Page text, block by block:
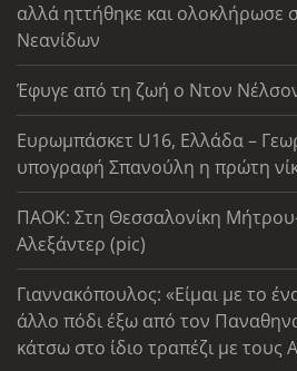
αλλά ηττήθηκε και ολοκλήρωσε
Νεανίδων
Έφυγε από τη ζωή ο Ντον
Ευρωμπάσκετ U16, Ελλάδα –
υπογραφή Σπανούλη η πρώτη
ΠΑΟΚ: Στη Θεσσαλονίκη Μήτρου-
Αλεξάντερ (pic)
Γιαννακόπουλος: «Είμαι με το
άλλο πόδι έξω από τον
κάτσω στο ίδιο τραπέζι με τους